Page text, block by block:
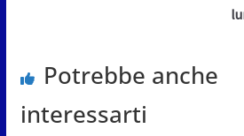
Potrebbe anche
interessarti